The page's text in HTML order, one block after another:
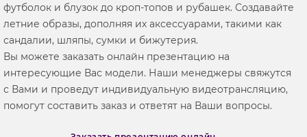
футболок и блузок до кроп-топов и рубашек. Создавайте
летние образы, дополняя их аксессуарами, такими как
сандалии, шляпы, сумки и бижутерия.
Вы можете заказать онлайн презентацию на
интересующие Вас модели. Наши менеджеры свяжутся
с Вами и проведут индивидуальную видеотрансляцию,
помогут составить заказ и ответят на Ваши вопросы.